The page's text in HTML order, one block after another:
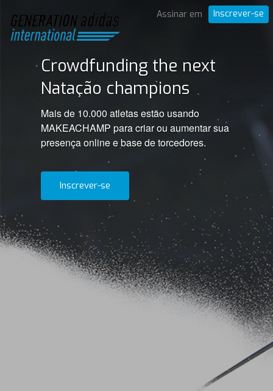
Assinar em Inscrever-se
Crowdfunding the next
Natação champions
Mais de 10.000 atletas estão usando
MAKEACHAMP para criar ou aumentar sua
presença online e base de torcedores.
Inscrever-se